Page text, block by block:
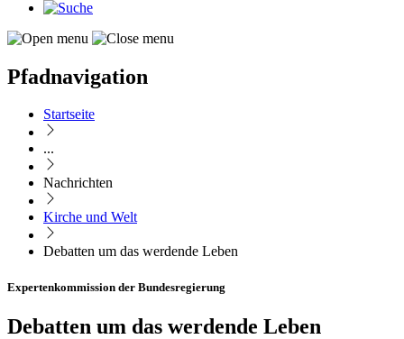
Pfadnavigation
Startseite
...
Nachrichten
Kirche und Welt
Debatten um das werdende Leben
Expertenkommission der Bundesregierung
Debatten um das werdende Leben